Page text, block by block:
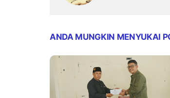
ANDA MUNGKIN MENYUKAI